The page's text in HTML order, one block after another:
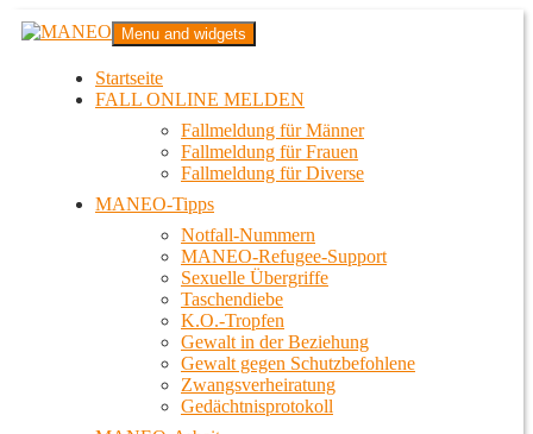
Zum
InhaltMANEO
Das schwule Anti-Gewalt-Projekt in Berlin
Menu and widgets
Startseite
FALL ONLINE MELDEN
Fallmeldung für Männer
Fallmeldung für Frauen
Fallmeldung für Diverse
MANEO-Tipps
Notfall-Nummern
MANEO-Refugee-Support
Sexuelle Übergriffe
Taschendiebe
K.O.-Tropfen
Gewalt in der Beziehung
Gewalt gegen Schutzbefohlene
Zwangsverheiratung
Gedächtnisprotokoll